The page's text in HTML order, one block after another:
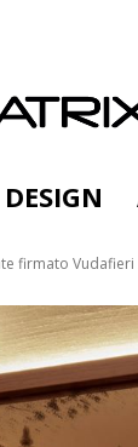
DESIGN
firmato Vudafieri